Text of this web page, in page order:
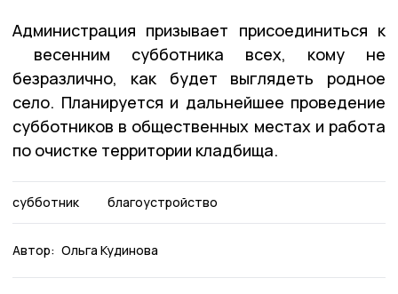
Администрация призывает присоединиться к
весенним субботника всех, кому не
безразлично, как будет выглядеть родное
село. Планируется и дальнейшее проведение
субботников в общественных местах и работа
по очистке территории кладбища.
субботник благоустройство
Автор: Ольга Кудинова